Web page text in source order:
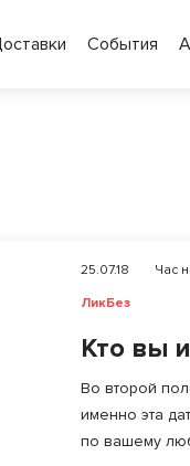
События
25.07.18 Час
ЛикБез
Кто вы
Во второй
именно эта
по вашему